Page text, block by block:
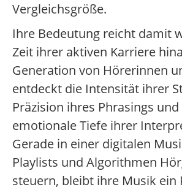
Vergleichsgröße.
Ihre Bedeutung reicht damit
Zeit ihrer aktiven Karriere
Generation von Hörerinnen
entdeckt die Intensität ihrer
Präzision ihres Phrasings
emotionale Tiefe ihrer
Gerade in einer digitalen
Playlists und Algorithmen
steuern, bleibt ihre Musik ein